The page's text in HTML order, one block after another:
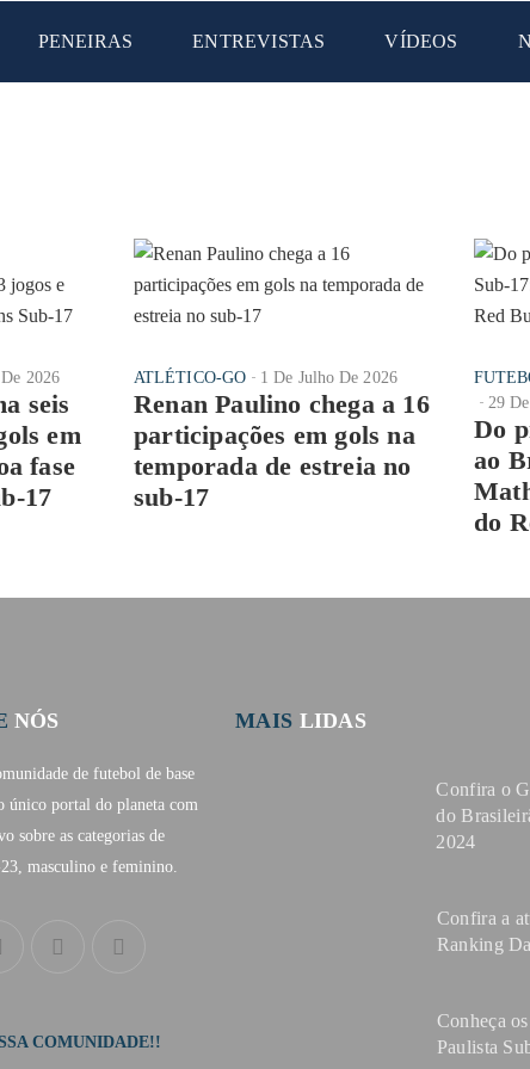
PENEIRAS ENTREVISTAS VÍDEOS
2026
seis
em
fase
17
ATLÉTICO-GO 1 De Julho De 2026
Renan Paulino chega a 16
participações em gols na
temporada de estreia no
sub-17
29
Do
ao
do
NÓS
de futebol de base
único portal do planeta com
sobre as categorias de
masculino e feminino.
COMUNIDADE!!
MAIS LIDAS
Confira o
do
2024
Confira a
Ranking
Conheça
Paulista